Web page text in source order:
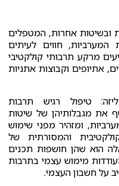
ובשיטות אחרות, המטפלים
המערביות, חווים לעיתים
מרקע תרבותי קולקטיבי
אתיופים וקבוצות אתניות
טיפול רגיש תרבות
את מגבלותיהן של שיטות
ומזהיר מפני שימוש
והמסורתית של
הוא שהן חושפות תכנים
מימוש עצמי בתרבות
על חשבון העצמי.